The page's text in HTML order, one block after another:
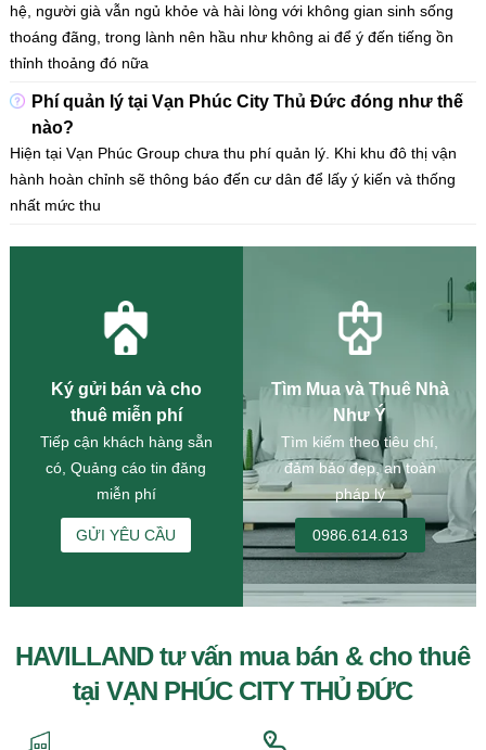
hệ, người già vẫn ngủ khỏe và hài lòng với không gian sinh sống
thoáng đãng, trong lành nên hầu như không ai để ý đến tiếng ồn
thỉnh thoảng đó nữa
Phí quản lý tại Vạn Phúc City Thủ Đức đóng như thế
nào?
Hiện tại Vạn Phúc Group chưa thu phí quản lý. Khi khu đô thị vận
hành hoàn chỉnh sẽ thông báo đến cư dân để lấy ý kiến và thống
nhất mức thu
Ký gửi bán và cho
thuê miễn phí
Tiếp cận khách hàng sẵn
có, Quảng cáo tin đăng
miễn phí
GỬI YÊU CẦU
Tìm Mua và Thuê Nhà
Như Ý
Tìm kiếm theo tiêu chí,
đảm bảo đẹp, an toàn
pháp lý
0986.614.613
HAVILLAND tư vấn mua bán & cho thuê
tại VẠN PHÚC CITY THỦ ĐỨC